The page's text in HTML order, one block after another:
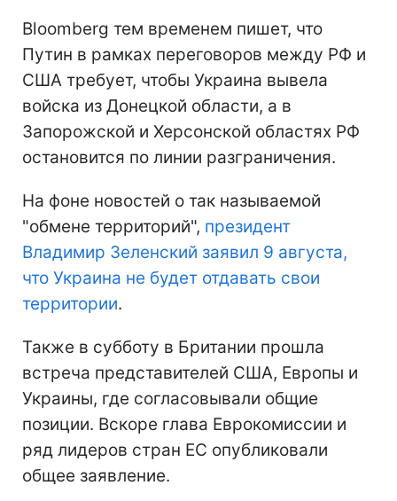
Bloomberg тем временем пишет, что
Путин в рамках переговоров между РФ и
США требует, чтобы Украина вывела
войска из Донецкой области, а в
Запорожской и Херсонской областях РФ
остановится по линии разграничения.
На фоне новостей о так называемой
"обмене территорий", президент
Владимир Зеленский заявил 9 августа,
что Украина не будет отдавать свои
территории.
Также в субботу в Британии прошла
встреча представителей США, Европы и
Украины, где согласовывали общие
позиции. Вскоре глава Еврокомиссии и
ряд лидеров стран ЕС опубликовали
общее заявление.